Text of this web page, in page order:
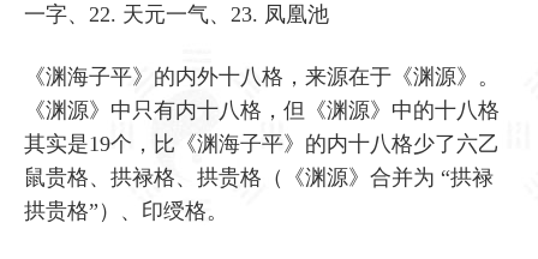
一字、22. 天元一气、23. 凤凰池
《渊海子平》的内外十八格，来源在于《渊源》。
《渊源》中只有内十八格，但《渊源》中的十八格
其实是19个，比《渊海子平》的内十八格少了六乙
鼠贵格、拱禄格、拱贵格（《渊源》合并为 “拱禄
拱贵格”）、印绶格。